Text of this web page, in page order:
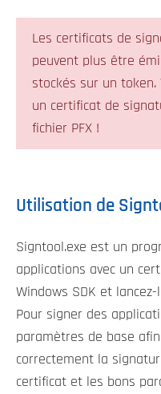
Les certificats de
peuvent plus être
stockés sur un token.
un certificat de
fichier PFX !
Utilisation de
Signtool.exe est un
applications avec un
Windows SDK et
Pour signer des
paramètres de base
correctement la
certificat et les bons